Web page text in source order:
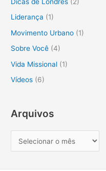
a
r
p
o
r
:
Liderança (1)
Movimento Urbano (1)
Sobre Você (4)
Vida Missional (1)
Vídeos (6)
Arquivos